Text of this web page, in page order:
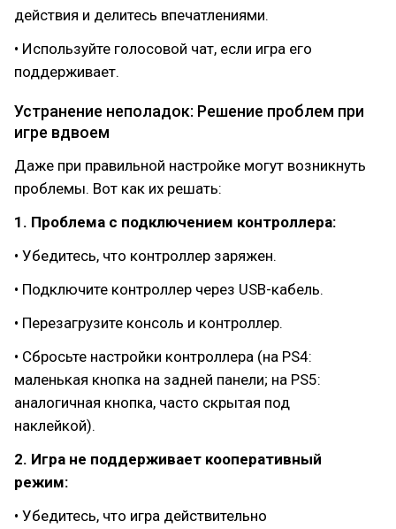
действия и делитесь впечатлениями.
• Используйте голосовой чат, если игра его
поддерживает.
Устранение неполадок: Решение проблем при
игре вдвоем
Даже при правильной настройке могут возникнуть
проблемы. Вот как их решать:
1. Проблема с подключением контроллера:
• Убедитесь, что контроллер заряжен.
• Подключите контроллер через USB-кабель.
• Перезагрузите консоль и контроллер.
• Сбросьте настройки контроллера (на PS4:
маленькая кнопка на задней панели; на PS5:
аналогичная кнопка, часто скрытая под
наклейкой).
2. Игра не поддерживает кооперативный
режим:
• Убедитесь, что игра действительно